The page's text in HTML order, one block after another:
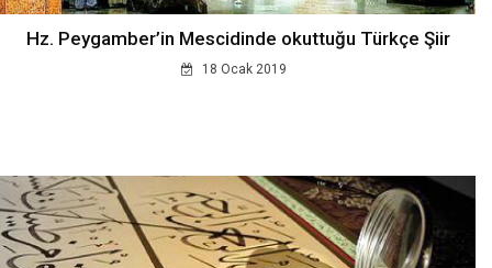
Hz. Peygamber’in Mescidinde okuttuğu Türkçe Şiir
18 Ocak 2019